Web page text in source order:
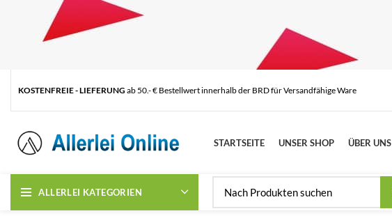
KOSTENFREIE - LIEFERUNG ab 50.- € Bestellwert innerhalb der BRD für Versandfähige Ware
STARTSEITE UNSER SHOP ÜBER UNS
ALLERLEI KATEGORIEN